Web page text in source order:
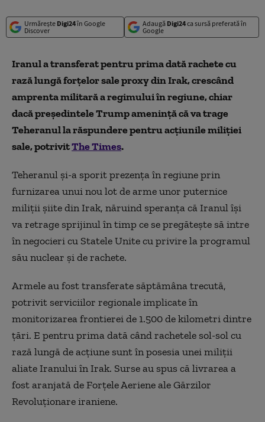
Urmărește Digi24în Google
Discover
Adaugă Digi24ca sursă preferată în
Google
Iranul a transferat pentru prima dată rachete cu
rază lungă forțelor sale proxy din Irak, crescând
amprenta militară a regimului în regiune, chiar
dacă președintele Trump amenință că va trage
Teheranul la răspundere pentru acțiunile miliției
sale,potrivitThe Times.
Teheranul și-a sporit prezența în regiune prin
furnizarea unui nou lot de arme unor puternice
miliții șiite din Irak, năruind speranța că Iranul își
va retrage sprijinul în timp ce se pregătește să intre
în negocieri cu Statele Unite cu privire la programul
său nuclear și de rachete.
Armele au fost transferate săptămâna trecută,
potrivit serviciilor regionale implicate în
monitorizarea frontierei de 1.500 de kilometridintre
țări. E pentru prima dată când rachetele sol-sol cu ​​
rază lungă de acțiune suntîn posesia unei miliții
aliate Iranului în Irak. Surse au spus că livrarea a
fost aranjată de Forțele AerienealeGărzilor
Revoluționare iraniene.